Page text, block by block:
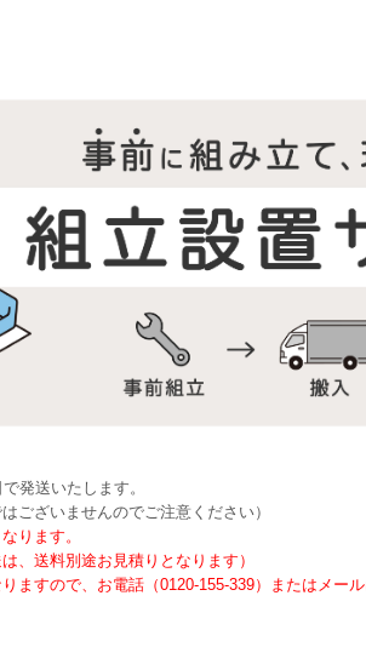
発送いたします。
ございませんのでご注意ください）
ります。
、送料別途お見積りとなります）
ますので、お電話（0120-155-339）またはメー